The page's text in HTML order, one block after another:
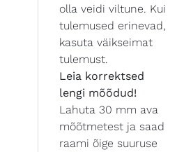
olla veidi viltune. Kui
tulemused erinevad,
kasuta väikseimat
tulemust.
Leia korrektsed
lengi mõõdud!
Lahuta 30 mm ava
mõõtmetest ja saad
raami õige suuruse